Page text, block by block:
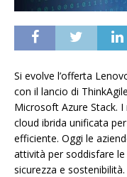
Si evolve l’offerta
con il lancio di
Microsoft Azure Stack.
cloud ibrida unificata
efficiente. Oggi le
attività per soddisfare
sicurezza e sostenibilità.